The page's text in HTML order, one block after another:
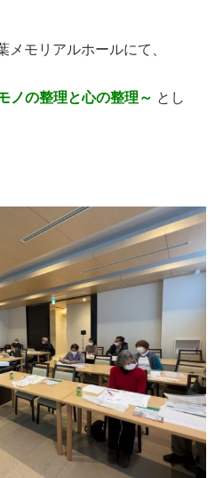
モリアルホールにて、
ノの整理と心の整理～ とし